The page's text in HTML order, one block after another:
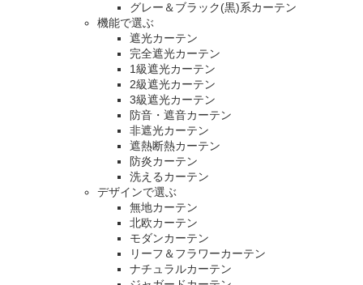
グレー＆ブラック(黒)系カーテン
機能で選ぶ
遮光カーテン
完全遮光カーテン
1級遮光カーテン
2級遮光カーテン
3級遮光カーテン
防音・遮音カーテン
非遮光カーテン
遮熱断熱カーテン
防炎カーテン
洗えるカーテン
デザインで選ぶ
無地カーテン
北欧カーテン
モダンカーテン
リーフ＆フラワーカーテン
ナチュラルカーテン